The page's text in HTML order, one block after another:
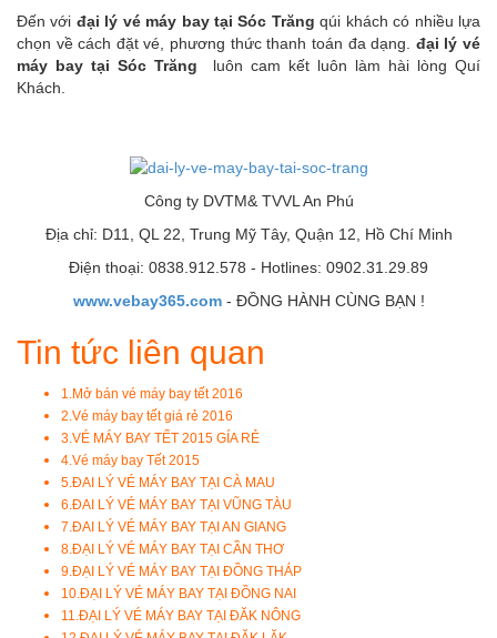
Đến với đại lý vé máy bay tại Sóc Trăng qúi khách có nhiều lựa
chọn về cách đặt vé, phương thức thanh toán đa dạng. đại lý vé
máy bay tại Sóc Trăng luôn cam kết luôn làm hài lòng Quí
Khách.
Công ty DVTM& TVVL An Phú
Địa chỉ: D11, QL 22, Trung Mỹ Tây, Quận 12, Hồ Chí Minh
Điện thoại: 0838.912.578 - Hotlines: 0902.31.29.89
www.vebay365.com- ĐỒNG HÀNH CÙNG BẠN !
Tin tức liên quan
1. Mở bán vé máy bay tết 2016
2. Vé máy bay tết giá rẻ 2016
3. VÉ MÁY BAY TẾT 2015 GÍA RẺ
4. Vé máy bay Tết 2015
5. ĐAI LÝ VÉ MÁY BAY TẠI CÀ MAU
6. ĐAI LÝ VÉ MÁY BAY TẠI VŨNG TÀU
7. ĐAI LÝ VÉ MÁY BAY TẠI AN GIANG
8. ĐẠI LÝ VÉ MÁY BAY TẠI CẦN THƠ
9. ĐẠI LÝ VÉ MÁY BAY TẠI ĐỒNG THÁP
10. ĐẠI LÝ VÉ MÁY BAY TẠI ĐỒNG NAI
11. ĐẠI LÝ VÉ MÁY BAY TẠI ĐĂK NÔNG